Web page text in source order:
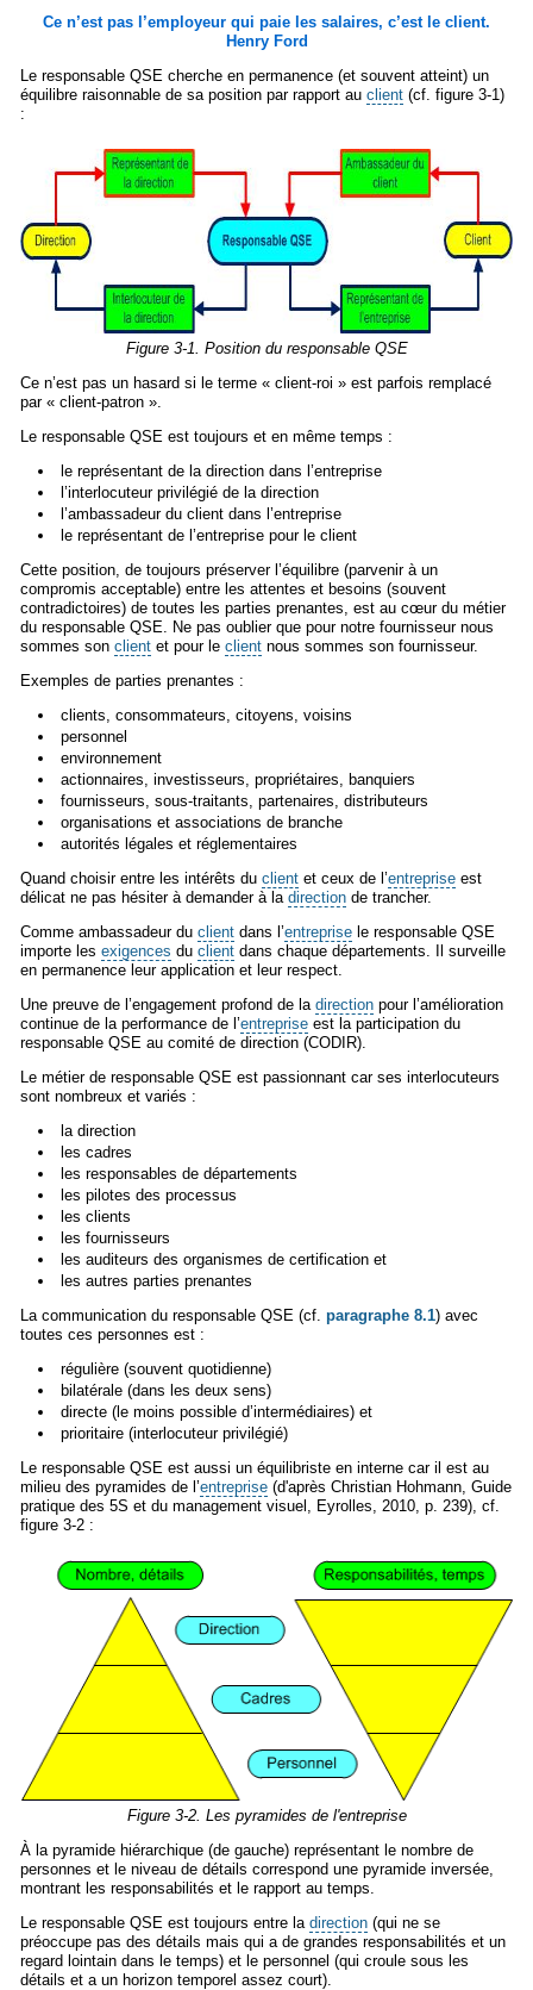
Ce n’est pas l’employeur qui paie les salaires, c’est le client.
Henry Ford
Le responsable QSE cherche en permanence (et souvent atteint) un
équilibre raisonnable de sa position par rapport au client (cf. figure 3-1)
:
Figure 3-1. Position du responsable QSE
Ce n’est pas un hasard si le terme « client-roi » est parfois remplacé
par « client-patron ».
Le responsable QSE est toujours et en même temps :
le représentant de la direction dans l’entreprise
l’interlocuteur privilégié de la direction
l’ambassadeur du client dans l’entreprise
le représentant de l’entreprise pour le client
Cette position, de toujours préserver l’équilibre (parvenir à un
compromis acceptable) entre les attentes et besoins (souvent
contradictoires) de toutes les parties prenantes, est au cœur du métier
du responsable QSE. Ne pas oublier que pour notre fournisseur nous
sommes son client et pour le client nous sommes son fournisseur.
Exemples de parties prenantes :
clients, consommateurs, citoyens, voisins
personnel
environnement
actionnaires, investisseurs, propriétaires, banquiers
fournisseurs, sous-traitants, partenaires, distributeurs
organisations et associations de branche
autorités légales et réglementaires
Quand choisir entre les intérêts du client et ceux de l’entreprise est
délicat ne pas hésiter à demander à la direction de trancher.
Comme ambassadeur du client dans l’entreprise le responsable QSE
importe les exigences du client dans chaque départements. Il surveille
en permanence leur application et leur respect.
Une preuve de l’engagement profond de la direction pour l’amélioration
continue de la performance de l’entreprise est la participation du
responsable QSE au comité de direction (CODIR).
Le métier de responsable QSE est passionnant car ses interlocuteurs
sont nombreux et variés :
la direction
les cadres
les responsables de départements
les pilotes des processus
les clients
les fournisseurs
les auditeurs des organismes de certification et
les autres parties prenantes
La communication du responsable QSE (cf. paragraphe 8.1) avec
toutes ces personnes est :
régulière (souvent quotidienne)
bilatérale (dans les deux sens)
directe (le moins possible d’intermédiaires) et
prioritaire (interlocuteur privilégié)
Le responsable QSE est aussi un équilibriste en interne car il est au
milieu des pyramides de l’entreprise (d'après Christian Hohmann, Guide
pratique des 5S et du management visuel, Eyrolles, 2010, p. 239), cf.
figure 3-2 :
Figure 3-2. Les pyramides de l'entreprise
À la pyramide hiérarchique (de gauche) représentant le nombre de
personnes et le niveau de détails correspond une pyramide inversée,
montrant les responsabilités et le rapport au temps.
Le responsable QSE est toujours entre la direction (qui ne se
préoccupe pas des détails mais qui a de grandes responsabilités et un
regard lointain dans le temps) et le personnel (qui croule sous les
détails et a un horizon temporel assez court).